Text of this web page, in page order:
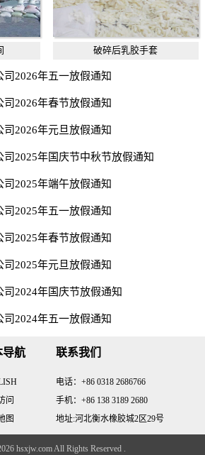
破碎后乳胶手套
2026年五一放假通知
2026年春节放假通知
2026年元旦放假通知
2025年国庆节中秋节放假通知
2025年端午放假通知
2025年五一放假通知
2025年春节放假通知
2025年元旦放假通知
2024年国庆节放假通知
2024年五一放假通知
导航
问
图
联系我们
电话：+86 0318 2686766
手机：+86 138 3189 2680
地址:河北衡水橡胶城2区29号
hsxjw.com All Rights Reserved .